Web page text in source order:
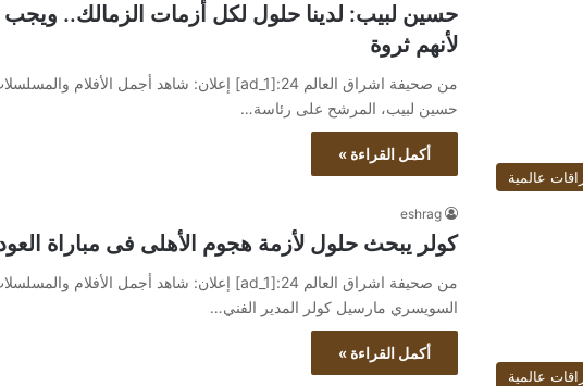
حسين لبيب: لدينا حلول لكل أزمات الزمالك.. ويجب
لأنهم ثروة
حسين لبيب، المرشح على رئاسة…
أكمل القراءة »
عالمية
eshrag
كولر يبحث حلول لأزمة هجوم الأهلى فى مباراة
السويسري مارسيل كولر المدير الفني…
أكمل القراءة »
عالمية